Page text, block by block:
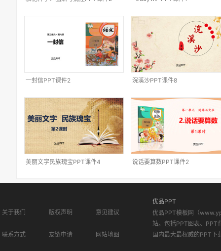
一封信PPT课件2 浣溪沙PPT课件8
美丽文字民族瑰宝PPT课件4 说话要算数PPT课件2
关于我们 版权声明 意见建议
联系方式 友链申请 网站地图
优品PPT
优品PPT模板网（
站。包括PPT图表、PPT
国内最大最权威的PPT下